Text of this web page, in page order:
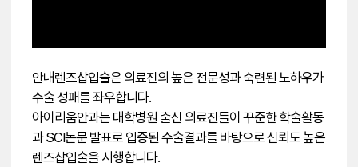
안내렌즈삽입술은 의료진의 높은 전문성과 숙련된 노하우가
수술 성패를 좌우합니다.
아이리움안과는 대학병원 출신 의료진들이 꾸준한 학술활동
과 SCI논문 발표로 입증된 수술결과를 바탕으로 신뢰도 높은
렌즈삽입술을 시행합니다.